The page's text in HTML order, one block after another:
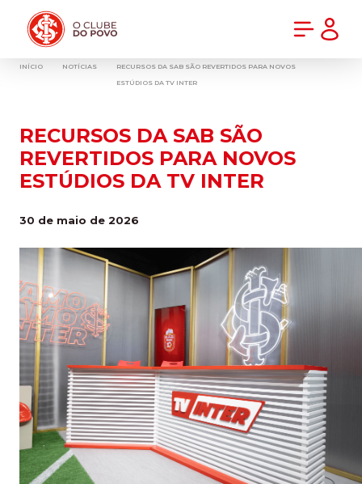
INÍCIO NOTÍCIAS
RECURSOS DA SAB SÃO REVERTIDOS PARA NOVOS
ESTÚDIOS DA TV INTER
RECURSOS DA SAB SÃO
REVERTIDOS PARA NOVOS
ESTÚDIOS DA TV INTER
30 de maio de 2026